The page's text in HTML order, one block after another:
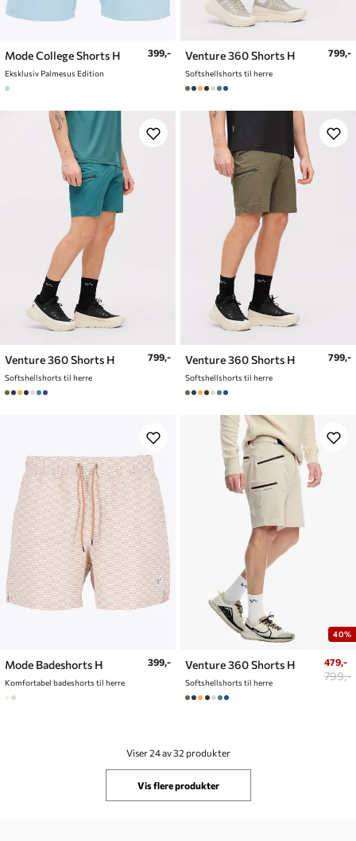
Mode College Shorts H
Eksklusiv Palmesus Edition
399,- Venture 360 Shorts H
Softshellshorts til herre
799,-
Venture 360 Shorts H
Softshellshorts til herre
799,- Venture 360 Shorts H
Softshellshorts til herre
799,-
Mode Badeshorts H
Komfortabel badeshorts til herre
399,-
40%
Venture 360 Shorts H
Softshellshorts til herre
479,-
799,-
Viser 24 av 32 produkter
Vis flere produkter